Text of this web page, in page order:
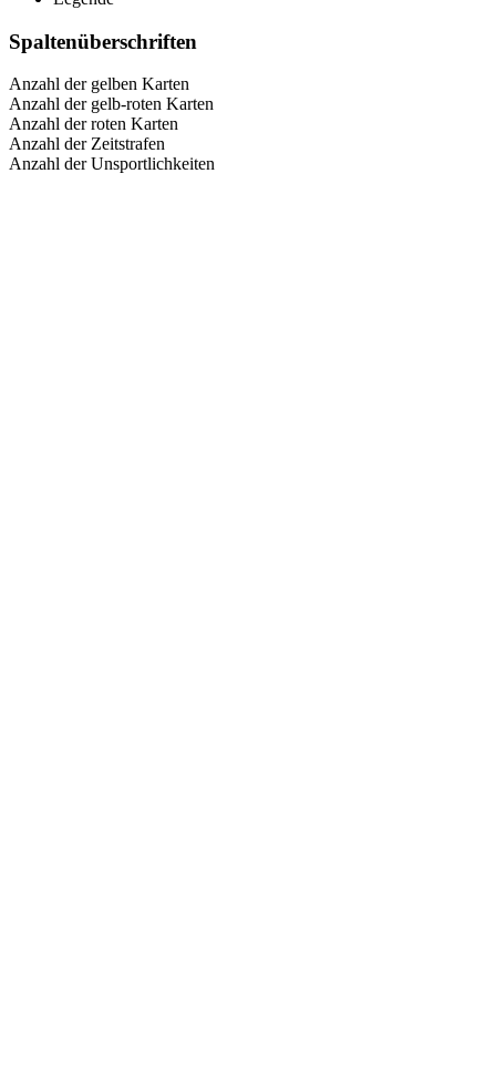
Spaltenüberschriften
Anzahl der gelben Karten
Anzahl der gelb-roten Karten
Anzahl der roten Karten
Anzahl der Zeitstrafen
Anzahl der Unsportlichkeiten